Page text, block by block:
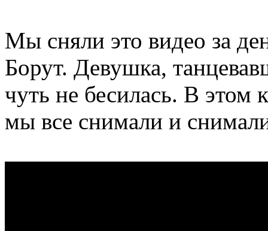
Мы сняли это видео за
Борут. Девушка,
чуть не бесилась. В этом
мы все снимали и